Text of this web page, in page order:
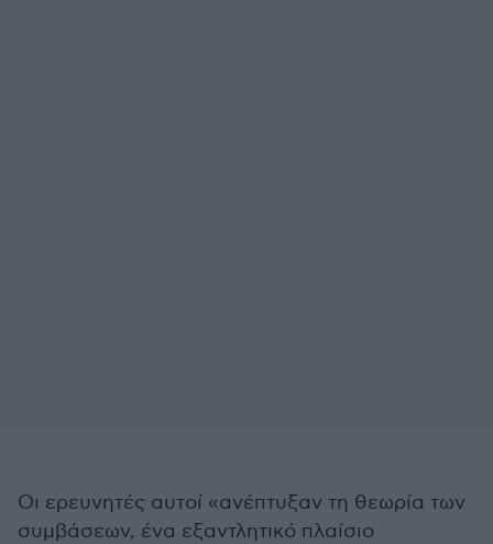
Οι ερευνητές αυτοί «ανέπτυξαν τη θεωρία των
συμβάσεων, ένα εξαντλητικό πλαίσιο